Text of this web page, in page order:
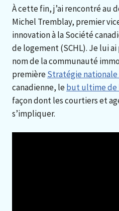
À cette fin, j’ai rencontré au
Michel Tremblay, premier
innovation à la Société
de logement (SCHL). Je lui
nom de la communauté
premièreStratégie
canadienne, lebut ultime de
façon dont les courtiers et
s’impliquer.